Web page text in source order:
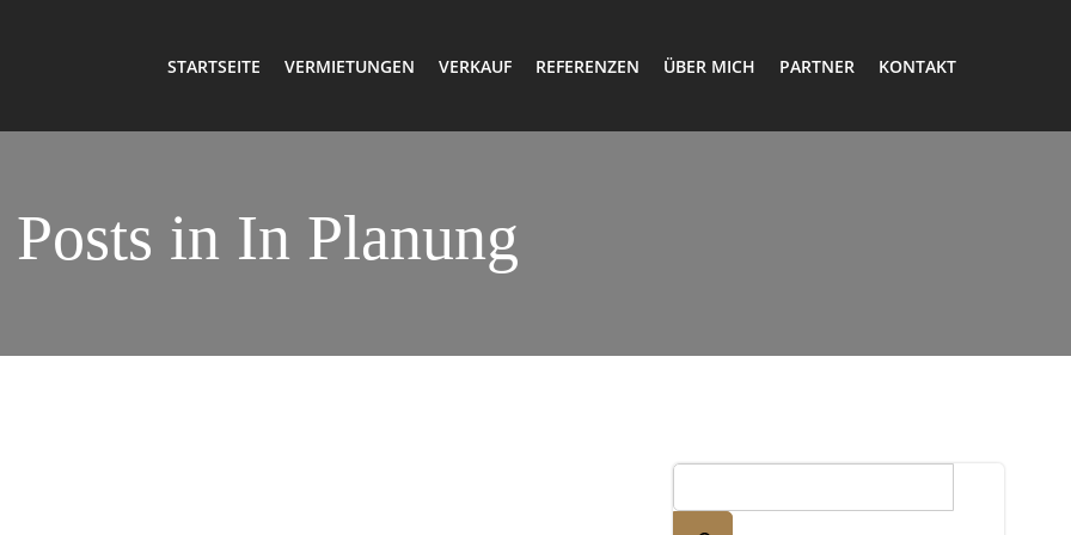
STARTSEITE VERMIETUNGEN VERKAUF REFERENZEN ÜBER MICH PARTNER KONTAKT
Posts in In Planung
Suchen